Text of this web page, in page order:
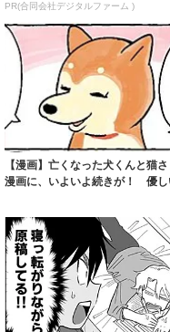
PR(合同会社デジタルファーム )
【漫画】亡くなった犬くんと猫
漫画に、いよいよ続きが！ 優し